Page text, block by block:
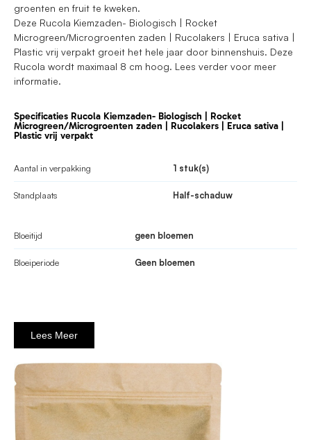
groenten en fruit te kweken.
Deze Rucola Kiemzaden- Biologisch | Rocket
Microgreen/Microgroenten zaden | Rucolakers | Eruca sativa |
Plastic vrij verpakt groeit het hele jaar door binnenshuis. Deze
Rucola wordt maximaal 8 cm hoog. Lees verder voor meer
informatie.
Specificaties Rucola Kiemzaden- Biologisch | Rocket
Microgreen/Microgroenten zaden | Rucolakers | Eruca sativa |
Plastic vrij verpakt
Aantal in verpakking 1 stuk(s)
Standplaats Half-schaduw
Bloeitijd geen bloemen
Bloeiperiode Geen bloemen
Lees Meer